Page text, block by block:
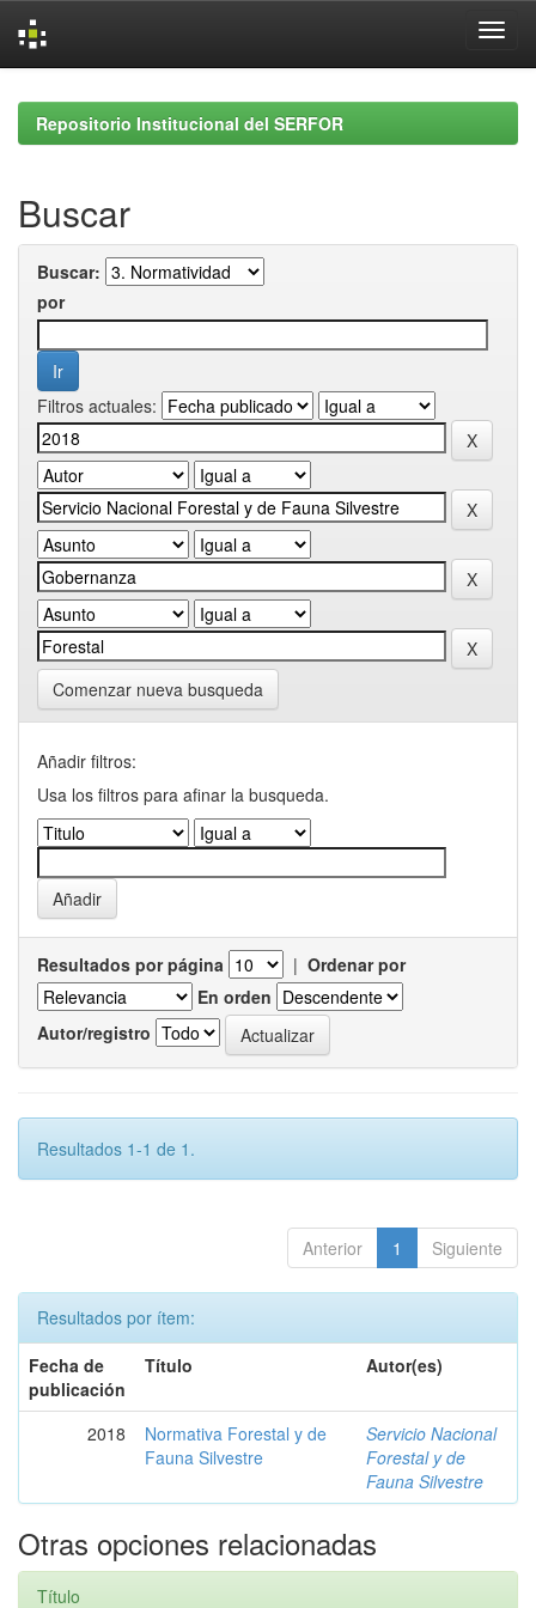
navigationRepositorio Institucional del SERFOR
Buscar
Buscar:
por
Filtros actuales:
Comenzar nueva busqueda
Añadir filtros:
Usa los filtros para afinar la busqueda.
Resultados por página | Ordenar por
En orden
Autor/registro
Resultados 1-1 de 1.
Anterior 1 Siguiente
Resultados por ítem:
Fecha de
publicación
Título Autor(es)
2018
Normativa Forestal y de
Fauna Silvestre
Servicio Nacional
Forestal y de
Fauna Silvestre
Otras opciones relacionadas
Título